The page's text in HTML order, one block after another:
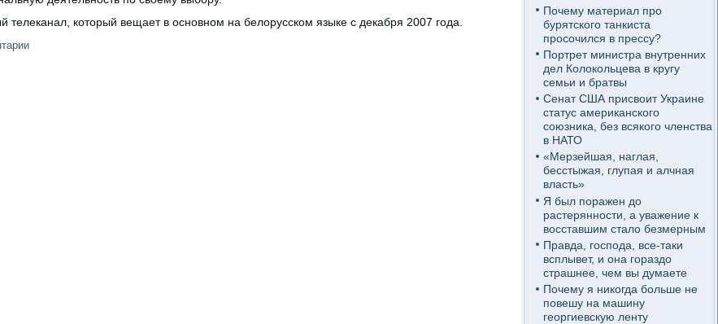
телеканал, который вещает в основном на белорусском языке с декабря 2007 года.
Почему материал про
бурятского танкиста
просочился в прессу?
Портрет министра внутренних
дел Колокольцева в кругу
семьи и братвы
Сенат США присвоит Украине
статус американского
союзника, без всякого членства
в НАТО
«Мерзейшая, наглая,
бесстыжая, глупая и алчная
власть»
Я был поражен до
растерянности, а уважение к
восставшим стало безмерным
Правда, господа, все-таки
всплывет, и она гораздо
страшнее, чем вы думаете
Почему я никогда больше не
повешу на машину
георгиевскую ленту